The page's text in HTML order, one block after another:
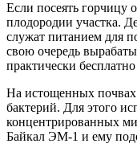
Если посеять горчицу
плодородии участка.
служат питанием для
свою очередь
практически
На истощенных почвах
бактерий. Для этого
концентрированных
Байкал ЭМ-1 и ему